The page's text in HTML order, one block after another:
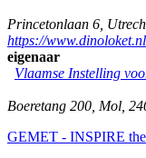
Princetonlaan 6
https://www.dinoloket.nl
eigenaar
Vlaamse Instelling
Boeretang 200 Mol
GEMET - INSPIRE